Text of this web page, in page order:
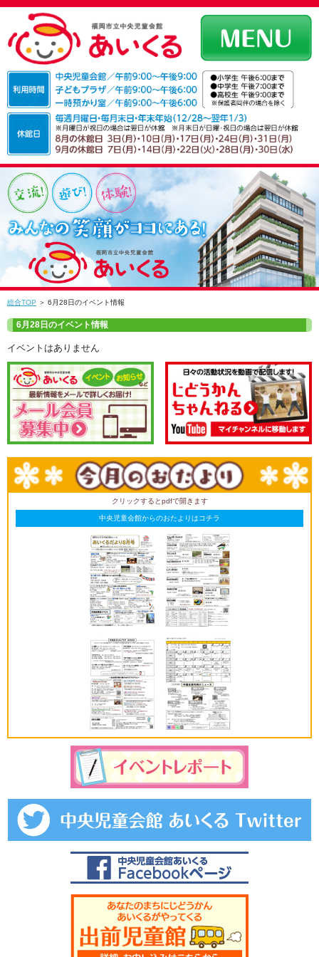
総合TOP ＞ 6月28日のイベント情報
6月28日のイベント情報
イベントはありません
クリックするとpdfで開きます
中央児童会館からのおたよりはコチラ